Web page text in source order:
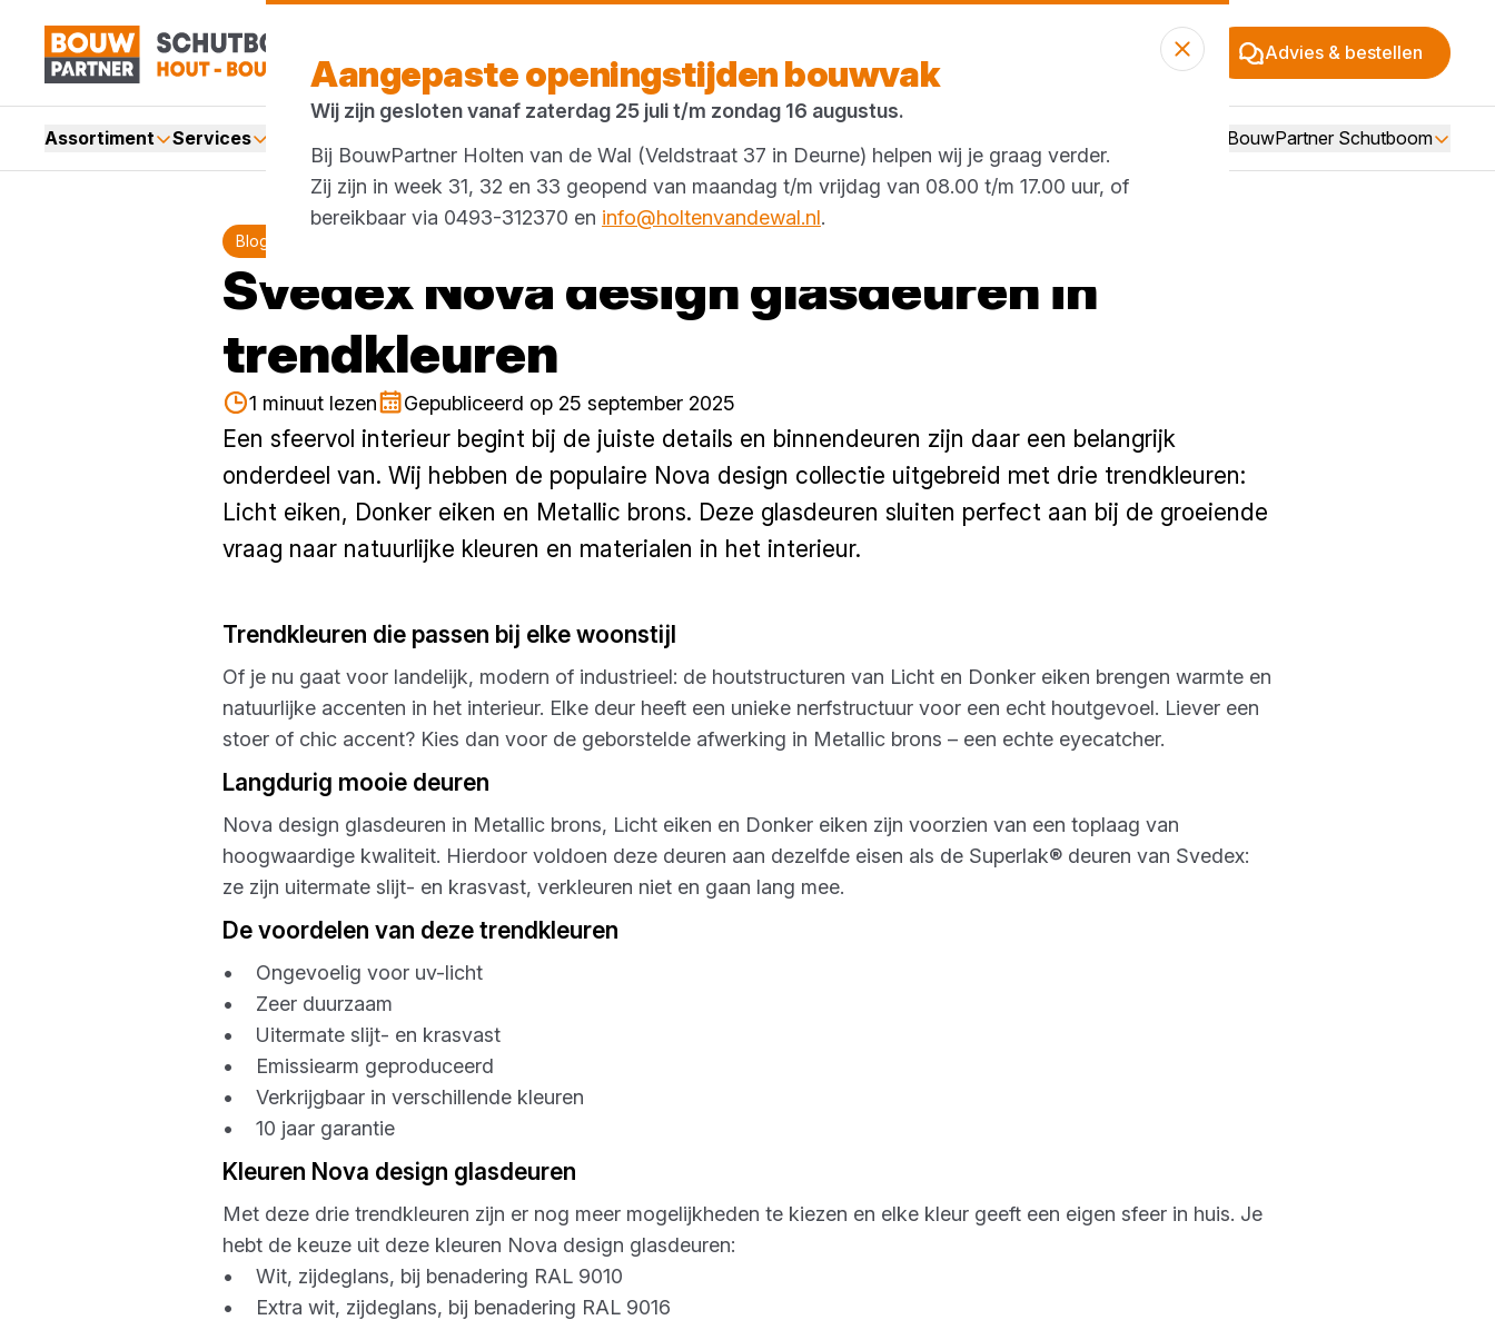
Advies & bestellen
Assortiment Services Over BouwPartner Schutboom
Blog
Svedex Nova design glasdeuren in
trendkleuren
1 minuut lezen Gepubliceerd op 25 september 2025
Een sfeervol interieur begint bij de juiste details en binnendeuren zijn daar een belangrijk
onderdeel van. Wij hebben de populaire Nova design collectie uitgebreid met drie trendkleuren:
Licht eiken, Donker eiken en Metallic brons. Deze glasdeuren sluiten perfect aan bij de groeiende
vraag naar natuurlijke kleuren en materialen in het interieur.
Trendkleuren die passen bij elke woonstijl
Of je nu gaat voor landelijk, modern of industrieel: de houtstructuren van Licht en Donker eiken brengen warmte en
natuurlijke accenten in het interieur. Elke deur heeft een unieke nerfstructuur voor een echt houtgevoel. Liever een
stoer of chic accent? Kies dan voor de geborstelde afwerking in Metallic brons – een echte eyecatcher.
Langdurig mooie deuren
Nova design glasdeuren in Metallic brons, Licht eiken en Donker eiken zijn voorzien van een toplaag van
hoogwaardige kwaliteit. Hierdoor voldoen deze deuren aan dezelfde eisen als de Superlak® deuren van Svedex:
ze zijn uitermate slijt- en krasvast, verkleuren niet en gaan lang mee.
De voordelen van deze trendkleuren
• Ongevoelig voor uv-licht
• Zeer duurzaam
• Uitermate slijt- en krasvast
• Emissiearm geproduceerd
• Verkrijgbaar in verschillende kleuren
• 10 jaar garantie
Kleuren Nova design glasdeuren
Met deze drie trendkleuren zijn er nog meer mogelijkheden te kiezen en elke kleur geeft een eigen sfeer in huis. Je
hebt de keuze uit deze kleuren Nova design glasdeuren:
• Wit, zijdeglans, bij benadering RAL 9010
• Extra wit, zijdeglans, bij benadering RAL 9016
Aangepaste openingstijden bouwvak
Wij zijn gesloten vanaf zaterdag 25 juli t/m zondag 16 augustus.
Bij BouwPartner Holten van de Wal (Veldstraat 37 in Deurne) helpen wij je graag verder.
Zij zijn in week 31, 32 en 33 geopend van maandag t/m vrijdag van 08.00 t/m 17.00 uur, of
bereikbaar via 0493-312370 en info@holtenvandewal.nl.